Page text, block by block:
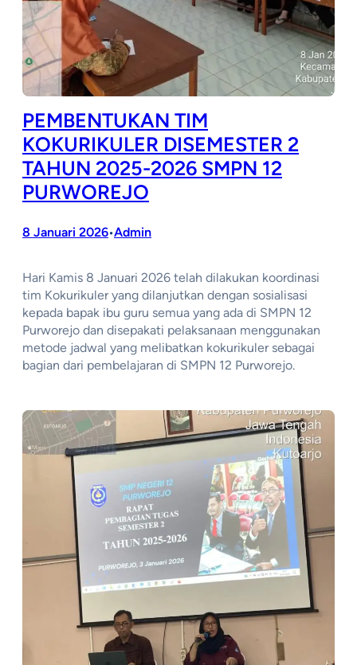
PEMBENTUKAN TIM
KOKURIKULER DISEMESTER 2
TAHUN 2025-2026 SMPN 12
PURWOREJO
8 Januari 2026•Admin
Hari Kamis 8 Januari 2026 telah dilakukan koordinasi
tim Kokurikuler yang dilanjutkan dengan sosialisasi
kepada bapak ibu guru semua yang ada di SMPN 12
Purworejo dan disepakati pelaksanaan menggunakan
metode jadwal yang melibatkan kokurikuler sebagai
bagian dari pembelajaran di SMPN 12 Purworejo.